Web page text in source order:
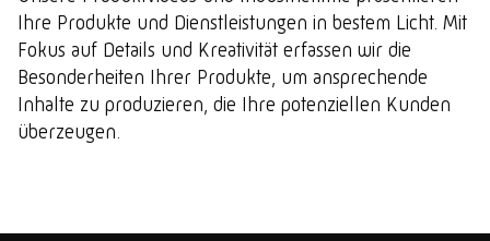
Ihre Produkte und Dienstleistungen in bestem Licht. Mit
Fokus auf Details und Kreativität erfassen wir die
Besonderheiten Ihrer Produkte, um ansprechende
Inhalte zu produzieren, die Ihre potenziellen Kunden
überzeugen.